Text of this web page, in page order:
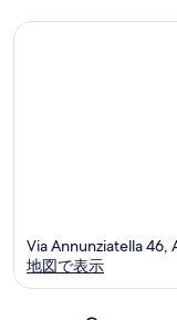
コ
ミ
Via Annunziatella 46,
地図で表示